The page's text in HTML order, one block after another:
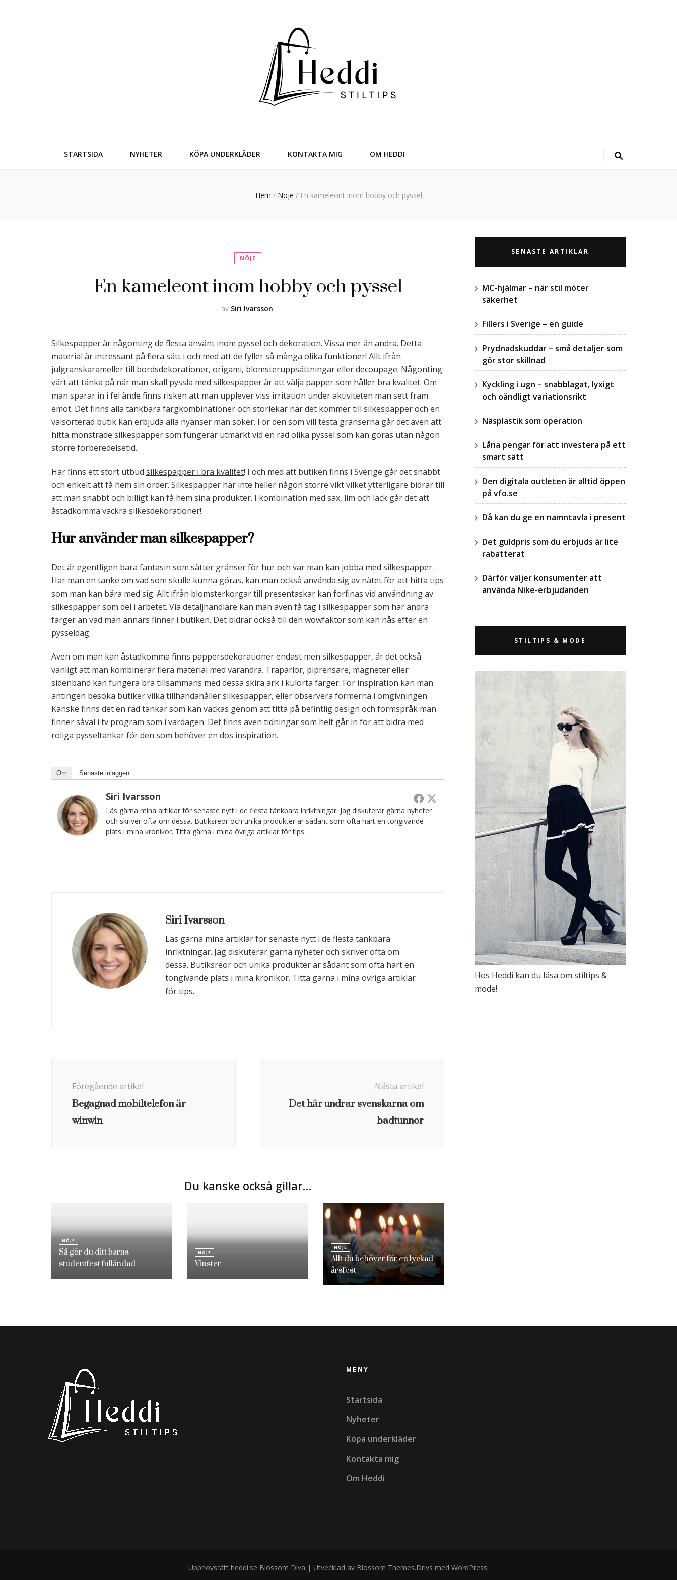
STARTSIDA NYHETER KÖPA UNDERKLÄDER KONTAKTA MIG OM HEDDI
Hem / Nöje / En kameleont inom hobby och pyssel
NÖJE
En kameleont inom hobby och pyssel
av Siri Ivarsson
Silkespapper är någonting de flesta använt inom pyssel och dekoration. Vissa mer än andra. Detta
material är intressant på flera sätt i och med att de fyller så många olika funktioner! Allt ifrån
julgranskarameller till bordsdekorationer, origami, blomsteruppsättningar eller decoupage. Någonting
värt att tänka på när man skall pyssla med silkespapper är att välja papper som håller bra kvalitet. Om
man sparar in i fel ände finns risken att man upplever viss irritation under aktiviteten man sett fram
emot. Det finns alla tänkbara färgkombinationer och storlekar när det kommer till silkespapper och en
välsorterad butik kan erbjuda alla nyanser man söker. För den som vill testa gränserna går det även att
hitta mönstrade silkespapper som fungerar utmärkt vid en rad olika pyssel som kan göras utan någon
större förberedelsetid.
Här finns ett stort utbud silkespapper i bra kvalitet! I och med att butiken finns i Sverige går det snabbt
och enkelt att få hem sin order. Silkespapper har inte heller någon större vikt vilket ytterligare bidrar till
att man snabbt och billigt kan få hem sina produkter. I kombination med sax, lim och lack går det att
åstadkomma vackra silkesdekorationer!
Hur använder man silkespapper?
Det är egentligen bara fantasin som sätter gränser för hur och var man kan jobba med silkespapper.
Har man en tanke om vad som skulle kunna göras, kan man också använda sig av nätet för att hitta tips
som man kan bära med sig. Allt ifrån blomsterkorgar till presentaskar kan förfinas vid användning av
silkespapper som del i arbetet. Via detaljhandlare kan man även få tag i silkespapper som har andra
färger än vad man annars finner i butiken. Det bidrar också till den wowfaktor som kan nås efter en
pysseldag.
Även om man kan åstadkomma finns pappersdekorationer endast men silkespapper, är det också
vanligt att man kombinerar flera material med varandra. Träpärlor, piprensare, magneter eller
sidenband kan fungera bra tillsammans med dessa skira ark i kulörta färger. För inspiration kan man
antingen besöka butiker vilka tillhandahåller silkespapper, eller observera formerna i omgivningen.
Kanske finns det en rad tankar som kan väckas genom att titta på befintlig design och formspråk man
finner såväl i tv program som i vardagen. Det finns även tidningar som helt går in för att bidra med
roliga pysseltankar för den som behöver en dos inspiration.
Om Senaste inläggen
Siri Ivarsson
Läs gärna mina artiklar för senaste nytt i de flesta tänkbara inriktningar. Jag diskuterar gärna nyheter
och skriver ofta om dessa. Butiksreor och unika produkter är sådant som ofta hart en tongivande
plats i mina krönikor. Titta gärna i mina övriga artiklar för tips.
Siri Ivarsson
Läs gärna mina artiklar för senaste nytt i de flesta tänkbara
inriktningar. Jag diskuterar gärna nyheter och skriver ofta om
dessa. Butiksreor och unika produkter är sådant som ofta hart en
tongivande plats i mina krönikor. Titta gärna i mina övriga artiklar
för tips.
Föregående artikel
Begagnad mobiltelefon är
winwin
Nästa artikel
Det här undrar svenskarna om
badtunnor
Du kanske också gillar…
NÖJE
Så gör du ditt barns
studentfest fulländad
NÖJE
Vinster
NÖJE
Allt du behöver för en lyckad
årsfest
SENASTE ARTIKLAR
MC-hjälmar – när stil möter
säkerhet
Fillers i Sverige – en guide
Prydnadskuddar – små detaljer som
gör stor skillnad
Kyckling i ugn – snabblagat, lyxigt
och oändligt variationsrikt
Näsplastik som operation
Låna pengar för att investera på ett
smart sätt
Den digitala outleten är alltid öppen
på vfo.se
Då kan du ge en namntavla i present
Det guldpris som du erbjuds är lite
rabatterat
Därför väljer konsumenter att
använda Nike-erbjudanden
STILTIPS & MODE
Hos Heddi kan du läsa om stiltips &
mode!
MENY
Startsida
Nyheter
Köpa underkläder
Kontakta mig
Om Heddi
Upphovsrätt heddi.se Blossom Diva | Utvecklad av Blossom Themes.Drivs med WordPress.